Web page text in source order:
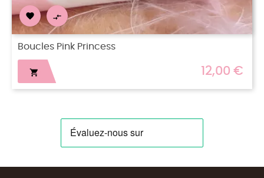
12,00 €
 
Créoles Claire